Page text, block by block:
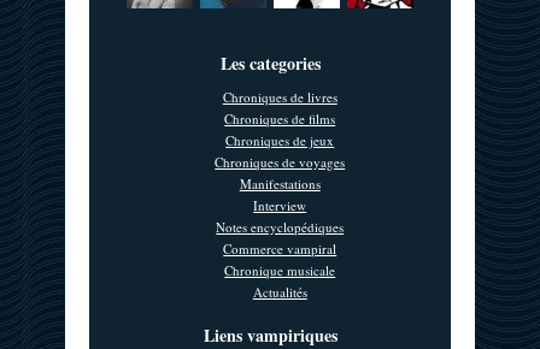
Les categories
Chroniques de livres
Chroniques de films
Chroniques de jeux
Chroniques de voyages
Manifestations
Interview
Notes encyclopédiques
Commerce vampiral
Chronique musicale
Actualités
Liens vampiriques